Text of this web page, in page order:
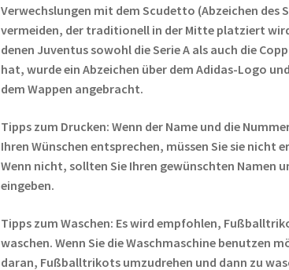
Verwechslungen mit dem Scudetto (Abzeichen des
vermeiden, der traditionell in der Mitte platziert
denen Juventus sowohl die Serie A als auch die
hat, wurde ein Abzeichen über dem Adidas-Logo
dem Wappen angebracht.
Tipps zum Drucken: Wenn der Name und die
Ihren Wünschen entsprechen, müssen Sie sie nicht
Wenn nicht, sollten Sie Ihren gewünschten Namen
eingeben.
Tipps zum Waschen: Es wird empfohlen,
waschen. Wenn Sie die Waschmaschine benutzen
daran, Fußballtrikots umzudrehen und dann zu